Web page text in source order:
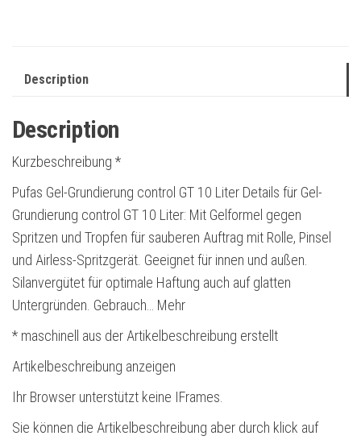
Description
Description
Kurzbeschreibung *
Pufas Gel-Grundierung control GT 10 Liter Details für Gel-
Grundierung control GT 10 Liter: Mit Gelformel gegen
Spritzen und Tropfen für sauberen Auftrag mit Rolle, Pinsel
und Airless-Spritzgerät. Geeignet für innen und außen.
Silanvergütet für optimale Haftung auch auf glatten
Untergründen. Gebrauch… Mehr
* maschinell aus der Artikelbeschreibung erstellt
Artikelbeschreibung anzeigen
Ihr Browser unterstützt keine IFrames.
Sie können die Artikelbeschreibung aber durch klick auf